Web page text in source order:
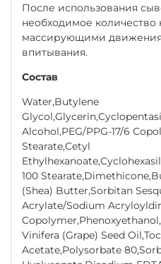
После использования
необходимое
массирующими
впитывания.
Состав
Water,Butylene
Alcohol,PEG/PPG-17/6
Stearate,Cetyl
100
(Shea) Butter,Sorbitan
Acrylate/Sodium
Vinifera (Grape) Seed
Acetate,Polysorbate